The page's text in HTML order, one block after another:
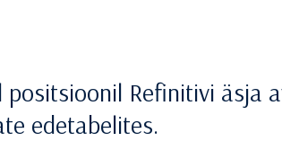
Refinitivi äsja
edetabelites.